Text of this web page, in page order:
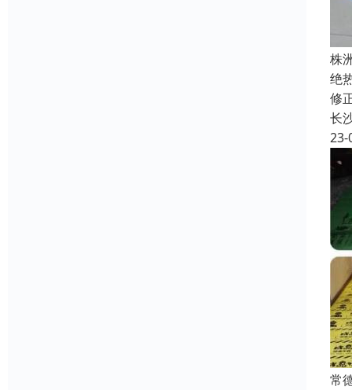
株
绝
修
长
23-
常